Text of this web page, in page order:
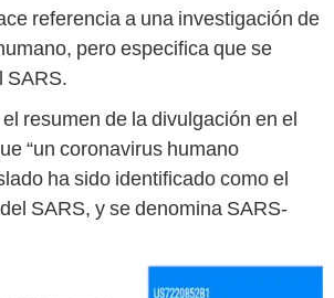
referencia a una investigación de
pero especifica que se
SARS.
resumen de la divulgación en el
“un coronavirus humano
ha sido identificado como el
SARS, y se denomina SARS-